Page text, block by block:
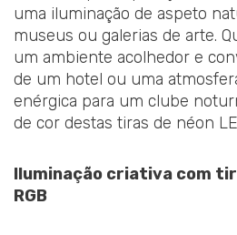
uma iluminação de aspeto
museus ou galerias de arte.
um ambiente acolhedor e
de um hotel ou uma
enérgica para um clube
de cor destas tiras de néon
Iluminação criativa com
RGB